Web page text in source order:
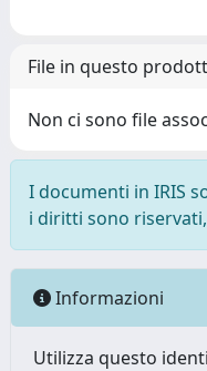
File in questo
Non ci sono file
I documenti in IRIS
i diritti sono
Informazioni
Utilizza questo